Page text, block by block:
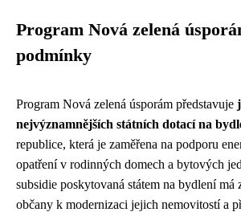
Program Nová zelená
podmínky
Program Nová zelená úsporám představuje
nejvýznamnějších státních dotací na
republice, která je zaměřena na podporu
opatření v rodinných domech a bytových
subsidie poskytovaná státem na bydlení má
občany k modernizaci jejich nemovitostí a